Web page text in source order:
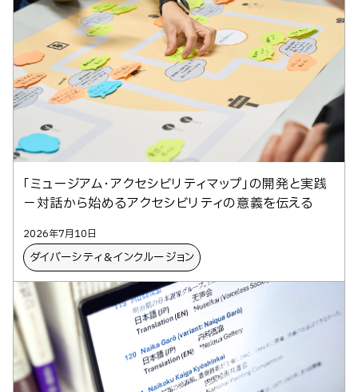
「ミュージアム・アクセシビリティマップ」の開発と実践
－対話から始めるアクセシビリティの意義を伝える
2026年7月10日
ダイバーシティ＆インクルージョン